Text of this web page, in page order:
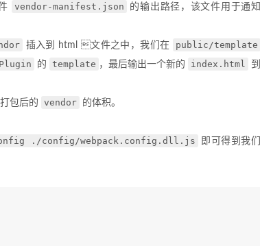
vendor-manifest.json
的输出路径，该文件用于通知
插入到 html 文件之中，我们在 public/template
的 template ，最后输出一个新的 index.html 到
包后的 vendor
的体积。
config ./config/webpack.config.dll.js
即可得到我们